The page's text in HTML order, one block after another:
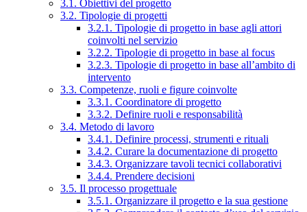
3.1. Obiettivi del progetto
3.2. Tipologie di progetti
3.2.1. Tipologie di progetto in base agli attori
coinvolti nel servizio
3.2.2. Tipologie di progetto in base al focus
3.2.3. Tipologie di progetto in base all’ambito di
intervento
3.3. Competenze, ruoli e figure coinvolte
3.3.1. Coordinatore di progetto
3.3.2. Definire ruoli e responsabilità
3.4. Metodo di lavoro
3.4.1. Definire processi, strumenti e rituali
3.4.2. Curare la documentazione di progetto
3.4.3. Organizzare tavoli tecnici collaborativi
3.4.4. Prendere decisioni
3.5. Il processo progettuale
3.5.1. Organizzare il progetto e la sua gestione